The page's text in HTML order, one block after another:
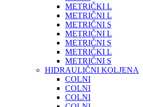
METRIČKI L
METRIČNI L
METRIČNI S
METRIČNI L
METRIČNI S
METRIČKI L
METRIČNI S
HIDRAULIČNI KOLJENA
COLNI
COLNI
COLNI